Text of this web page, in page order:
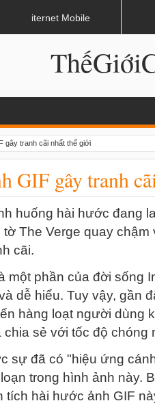
gây tranh cãi nhất thế giới
GIF gây tranh
huống hài hước đang
tờ The Verge quay
cãi.
một phần của đời sống
dễ hiểu. Tuy vậy, gần
hàng loạt người dùng
sẻ với tốc độ chóng
sự đã có "hiệu ứng
trong hình ảnh này.
tích hài hước ảnh GIF
iternet Mobile